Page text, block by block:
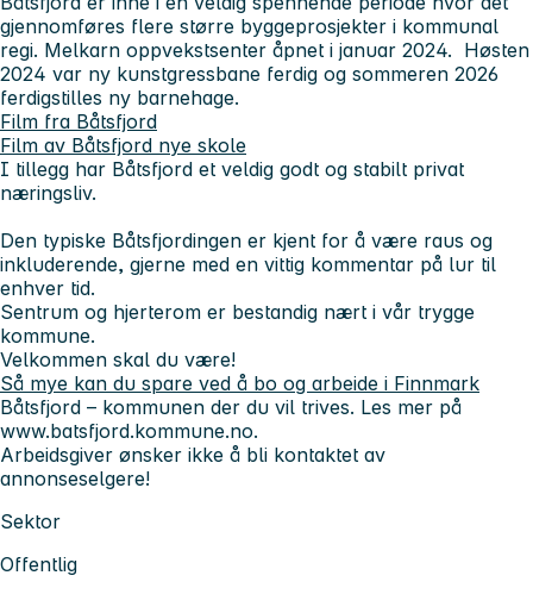
gjennomføres flere større byggeprosjekter i kommunal
regi. Melkarn oppvekstsenter åpnet i januar 2024. Høsten
2024 var ny kunstgressbane ferdig og sommeren 2026
ferdigstilles ny barnehage.
Film fra Båtsfjord
Film av Båtsfjord nye skole
I tillegg har Båtsfjord et veldig godt og stabilt privat
næringsliv.
Den typiske Båtsfjordingen er kjent for å være raus og
inkluderende, gjerne med en vittig kommentar på lur til
enhver tid.
Sentrum og hjerterom er bestandig nært i vår trygge
kommune.
Velkommen skal du være!
Så mye kan du spare ved å bo og arbeide i Finnmark
Båtsfjord – kommunen der du vil trives. Les mer på
www.batsfjord.kommune.no.
Arbeidsgiver ønsker ikke å bli kontaktet av
annonseselgere!
Sektor
Offentlig